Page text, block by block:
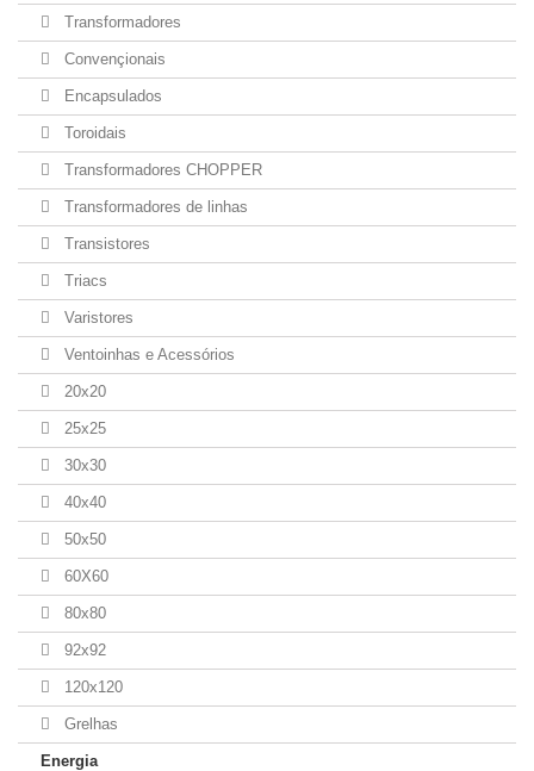
Transformadores
Convençionais
Encapsulados
Toroidais
Transformadores CHOPPER
Transformadores de linhas
Transistores
Triacs
Varistores
Ventoinhas e Acessórios
20x20
25x25
30x30
40x40
50x50
60X60
80x80
92x92
120x120
Grelhas
Energia